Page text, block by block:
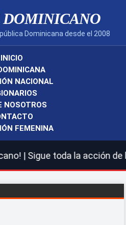
Dominicana desde el 2008
INICIO
NACIONAL
NOSOTROS
FEMENINA
| Sigue toda la acción de